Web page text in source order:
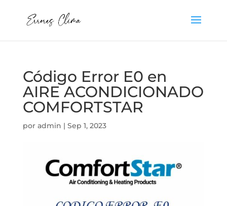
Código Error E0 en
AIRE ACONDICIONADO
COMFORTSTAR
por admin | Sep 1, 2023